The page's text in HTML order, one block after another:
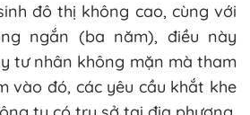
đô thị không cao, cùng với
ngắn (ba năm), điều này
tư nhân không mặn mà tham
vào đó, các yêu cầu khắt khe